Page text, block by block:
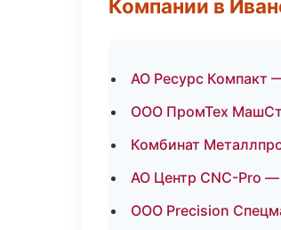
Компании в
АО Ресурс Компакт
ООО ПромТех
Комбинат
АО Центр CNC-Pro
ООО Precision